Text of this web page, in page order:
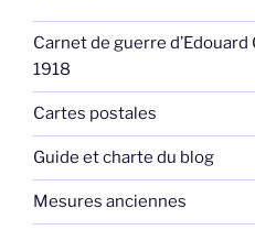
Carnet de guerre
1918
Cartes postales
Guide et charte du blog
Mesures anciennes